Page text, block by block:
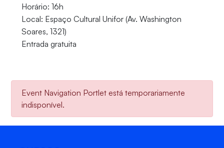
Horário: 16h
Local: Espaço Cultural Unifor (Av. Washington
Soares, 1321)
Entrada gratuita
Event Navigation Portlet está temporariamente
indisponível.